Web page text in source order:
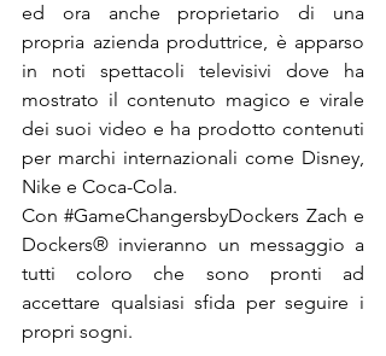
ed ora anche proprietario di una
propria azienda produttrice, è apparso
in noti spettacoli televisivi dove ha
mostrato il contenuto magico e virale
dei suoi video e ha prodotto contenuti
per marchi internazionali come Disney,
Nike e Coca-Cola.
Con #GameChangersbyDockers Zach e
Dockers® invieranno un messaggio a
tutti coloro che sono pronti ad
accettare qualsiasi sfida per seguire i
propri sogni.